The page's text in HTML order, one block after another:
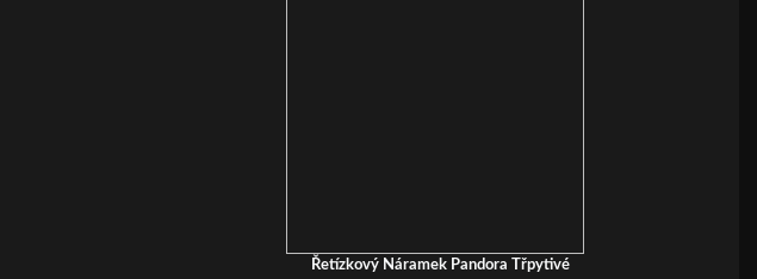
Řetízkový Náramek Pandora Třpytivé